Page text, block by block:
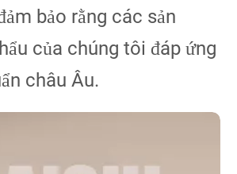
bảo rằng các sản
của chúng tôi đáp ứng
châu Âu.